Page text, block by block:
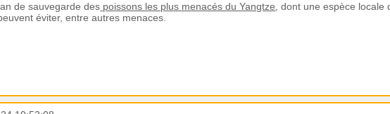
de sauvegarde des poissons les plus menacés du Yangtze , dont une espèce
éviter, entre autres menaces.